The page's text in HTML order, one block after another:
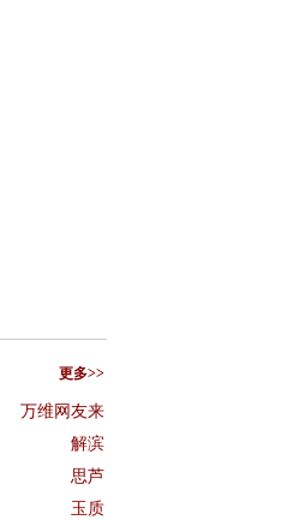
更多>>
万维网友来
解滨
思芦
玉质